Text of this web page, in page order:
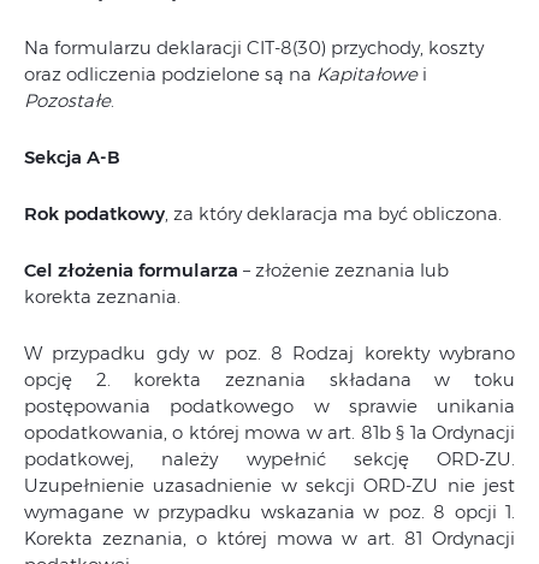
Na formularzu deklaracji CIT-8(30) przychody, koszty
oraz odliczenia podzielone są na Kapitałowei
Pozostałe.
Sekcja A-B
Rok podatkowy, za który deklaracja ma być obliczona.
Cel złożenia formularza – złożenie zeznania lub
korekta zeznania.
W przypadku gdy w poz. 8 Rodzaj korekty wybrano
opcję 2. korekta zeznania składana w toku
postępowania podatkowego w sprawie unikania
opodatkowania, o której mowa w art. 81b § 1a Ordynacji
podatkowej, należy wypełnić sekcję ORD-ZU.
Uzupełnienie uzasadnienie w sekcji ORD-ZU nie jest
wymagane w przypadku wskazania w poz. 8 opcji 1.
Korekta zeznania, o której mowa w art. 81 Ordynacji